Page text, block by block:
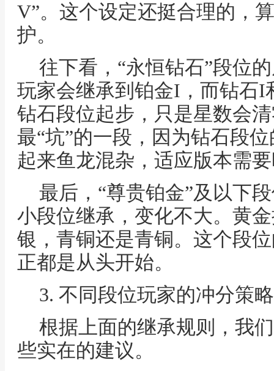
V”。这个设定还挺合理的，
护。
往下看，“永恒钻石”段位
玩家会继承到铂金I，而钻石
钻石段位起步，只是星数会
最“坑”的一段，因为钻石段
起来鱼龙混杂，适应版本需
最后，“尊贵铂金”及以下
小段位继承，变化不大。黄
银，青铜还是青铜。这个段
正都是从头开始。
3. 不同段位玩家的冲分策
根据上面的继承规则，我
些实在的建议。